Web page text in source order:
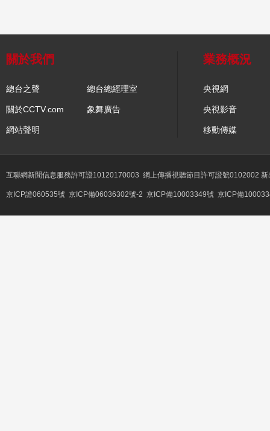
關於我們
總台之聲 總台總經理室
關於CCTV.com 象舞廣告
網站聲明
業務概況
央視網
央視影音
移動傳媒
互聯網新聞信息服務許可證10120170003 網上傳播視聽節目許可證號0102002
京ICP證060535號 京ICP備06036302號-2 京ICP備10003349號 京ICP備